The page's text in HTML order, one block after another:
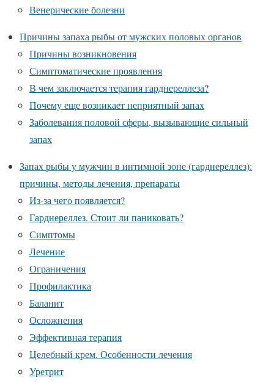
Венерические болезни
Причины запаха рыбы от мужских половых органов
Причины возникновения
Симптоматические проявления
В чем заключается терапия гарднереллеза?
Почему еще возникает неприятный запах
Заболевания половой сферы, вызывающие сильный
запах
Запах рыбы у мужчин в интимной зоне (гарднереллез):
причины, методы лечения, препараты
Из-за чего появляется?
Гарднереллез. Стоит ли паниковать?
Симптомы
Лечение
Ограничения
Профилактика
Баланит
Осложнения
Эффективная терапия
Целебный крем. Особенности лечения
Уретрит